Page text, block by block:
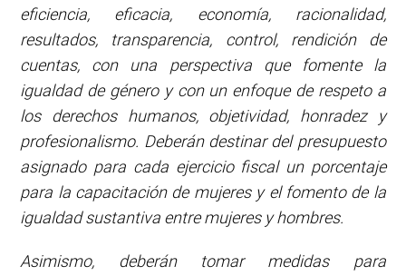
eficiencia, eficacia, economía, racionalidad,
resultados, transparencia, control, rendición de
cuentas, con una perspectiva que fomente la
igualdad de género y con un enfoque de respeto a
los derechos humanos, objetividad, honradez y
profesionalismo. Deberán destinar del presupuesto
asignado para cada ejercicio fiscal un porcentaje
para la capacitación de mujeres y el fomento de la
igualdad sustantiva entre mujeres y hombres.
Asimismo, deberán tomar medidas para